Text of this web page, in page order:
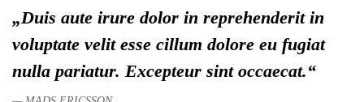
„Duis aute irure dolor in reprehenderit in
voluptate velit esse cillum dolore eu fugiat
nulla pariatur. Excepteur sint occaecat.“